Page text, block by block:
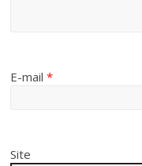
E-mail*
Site